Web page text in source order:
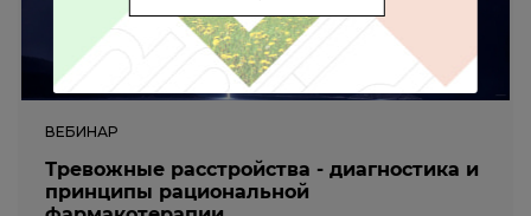
ВЕБИНАР
Тревожные расстройства - диагностика и
принципы рациональной